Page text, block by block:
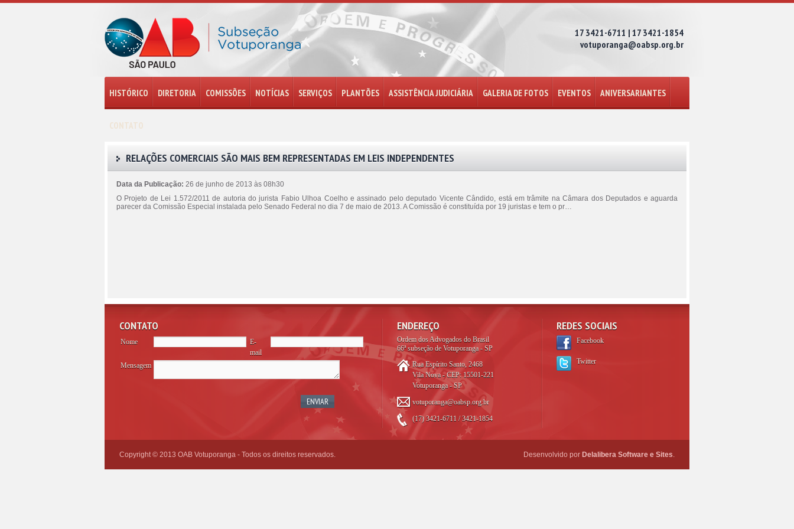
17 3421-6711 | 17 3421-1854
votuporanga@oabsp.org.br
HISTÓRICO DIRETORIA COMISSÕES NOTÍCIAS SERVIÇOS PLANTÕES ASSISTÊNCIA JUDICIÁRIA GALERIA DE FOTOS EVENTOS ANIVERSARIANTES
CONTATO
RELAÇÕES COMERCIAIS SÃO MAIS BEM REPRESENTADAS EM LEIS INDEPENDENTES
Data da Publicação: 26 de junho de 2013 às 08h30
O Projeto de Lei 1.572/2011 de autoria do jurista Fabio Ulhoa Coelho e assinado pelo deputado Vicente Cândido, está em trâmite na Câmara dos Deputados e aguarda
parecer da Comissão Especial instalada pelo Senado Federal no dia 7 de maio de 2013. A Comissão é constituída por 19 juristas e tem o pr…
CONTATO
Nome
E-
mail
Mensagem
ENDEREÇO
Ordem dos Advogados do Brasil
66ª subseção de Votuporanga - SP
Rua Espírito Santo, 2468
Vila Nova - CEP: 15501-221
Votuporanga - SP
votuporanga@oabsp.org.br
(17) 3421-6711 / 3421-1854
REDES SOCIAIS
Facebook
Twitter
Copyright © 2013 OAB Votuporanga - Todos os direitos reservados. Desenvolvido por Delalibera Software e Sites.